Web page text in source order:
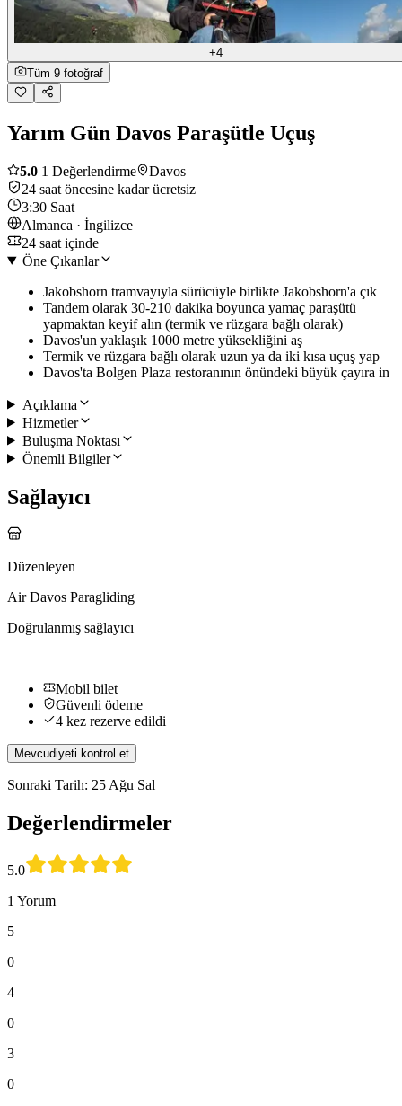
+4
Tüm 9 fotoğraf
Yarım Gün Davos Paraşütle Uçuş
5.0 1 Değerlendirme
Davos
24 saat öncesine kadar ücretsiz
3:30 Saat
Almanca · İngilizce
24 saat içinde
Öne Çıkanlar
Jakobshorn tramvayıyla sürücüyle birlikte Jakobshorn'a çık
Tandem olarak 30-210 dakika boyunca yamaç paraşütü
yapmaktan keyif alın (termik ve rüzgara bağlı olarak)
Davos'un yaklaşık 1000 metre yüksekliğini aş
Termik ve rüzgara bağlı olarak uzun ya da iki kısa uçuş yap
Davos'ta Bolgen Plaza restoranının önündeki büyük çayıra in
Açıklama
Hizmetler
Buluşma Noktası
Önemli Bilgiler
Sağlayıcı
Düzenleyen
Air Davos Paragliding
Doğrulanmış sağlayıcı
Mobil bilet
Güvenli ödeme
4 kez rezerve edildi
Mevcudiyeti kontrol et
Sonraki Tarih: 25 Ağu Sal
Değerlendirmeler
5.0
1 Yorum
5
0
4
0
3
0